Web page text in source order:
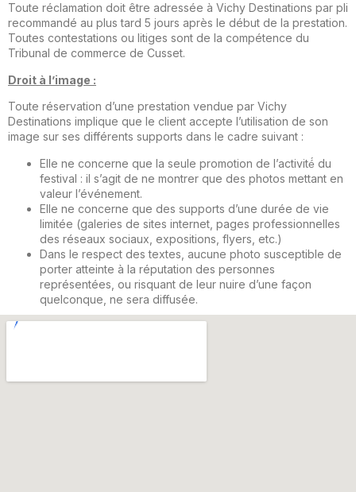
Toute réclamation doit être adressée à Vichy Destinations par pli
recommandé au plus tard 5 jours après le début de la prestation.
Toutes contestations ou litiges sont de la com­pétence du
Tribunal de commerce de Cusset.
Droit à l’image :
Toute réservation d’une prestation vendue par Vichy
Destinations implique que le client accepte l’utilisation de son
image sur ses différents supports dans le cadre suivant :
Elle ne concerne que la seule promotion de l’activité́ du
festival : il s’agit de ne montrer que des photos mettant en
valeur l’événement.
Elle ne concerne que des supports d’une durée de vie
limitée (galeries de sites internet, pages professionnelles
des réseaux sociaux, expositions, flyers, etc.)
Dans le respect des textes, aucune photo susceptible de
porter atteinte à la réputation des personnes
représentées, ou risquant de leur nuire d’une façon
quelconque, ne sera diffusée.